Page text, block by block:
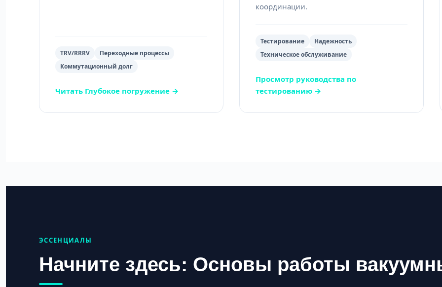
TRV/RRRV
Переходные процессы
Коммутационный долг
Читать Глубокое погружение →
координации.
Тестирование
Надежность
Техническое обслуживание
Просмотр руководства по
тестированию →
ЭССЕНЦИАЛЫ
Начните здесь: Основы работы